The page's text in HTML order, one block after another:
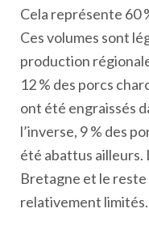
Cela représente 60
Ces volumes sont
production
12 % des porcs
ont été engraissés
l’inverse, 9 % des
été abattus ailleurs.
Bretagne et le
relativement limités.